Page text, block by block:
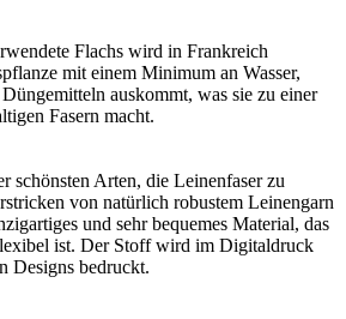
Flachs wird in Frankreich
mit einem Minimum an Wasser,
auskommt, was sie zu einer
Fasern macht.
schönsten Arten, die Leinenfaser zu
von natürlich robustem Leinengarn
und sehr bequemes Material, das
ist. Der Stoff wird im Digitaldruck
Designs bedruckt.